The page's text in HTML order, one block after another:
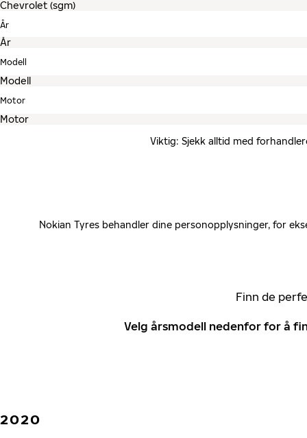
År
Modell
Motor
Viktig: Sjekk alltid med
Nokian Tyres behandler dine personopplysninger, for
Finn de
Velg årsmodell nedenfor for å
2020